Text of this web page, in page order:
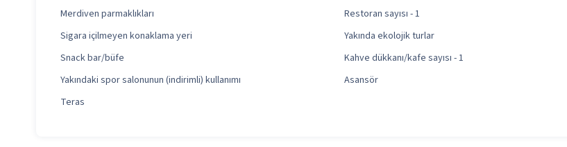
Merdiven parmaklıkları
Restoran sayısı - 1
Sigara içilmeyen konaklama yeri
Yakında ekolojik turlar
Snack bar/büfe
Kahve dükkanı/kafe sayısı - 1
Yakındaki spor salonunun (indirimli) kullanımı
Asansör
Teras